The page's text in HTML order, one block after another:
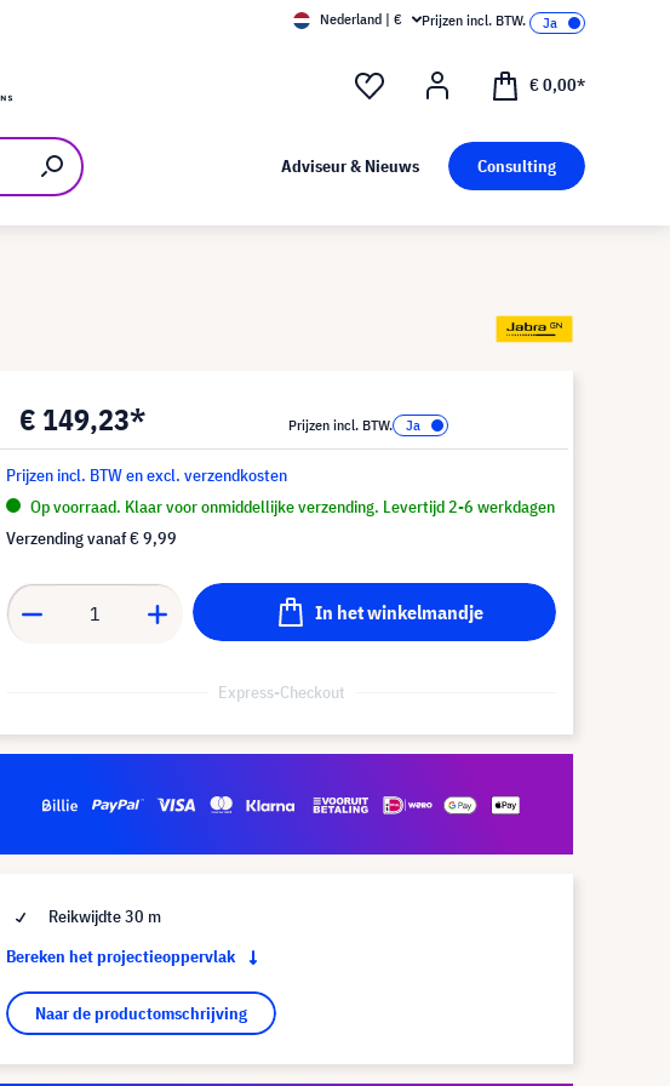
Nederland | € Prijzen incl. BTW.
€ 0,00*
Adviseur & Nieuws Consulting
€ 149,23* Prijzen incl. BTW.
Prijzen incl. BTW en excl. verzendkosten
Op voorraad. Klaar voor onmiddellijke verzending. Levertijd 2-6 werkdagen
Verzending vanaf€ 9,99
In het winkelmandje
Express-Checkout
Reikwijdte 30 m
Bereken het projectieoppervlak
Naar de productomschrijving